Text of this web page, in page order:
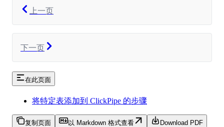
上一页
下一页
在此页面
将特定表添加到 ClickPipe 的步骤
复制页面 以 Markdown 格式查看 Download PDF